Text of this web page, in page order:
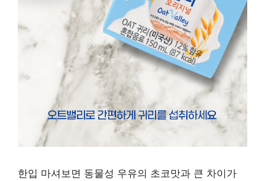
한입 마셔보면 동물성 우유의 초코맛과 큰 차이가